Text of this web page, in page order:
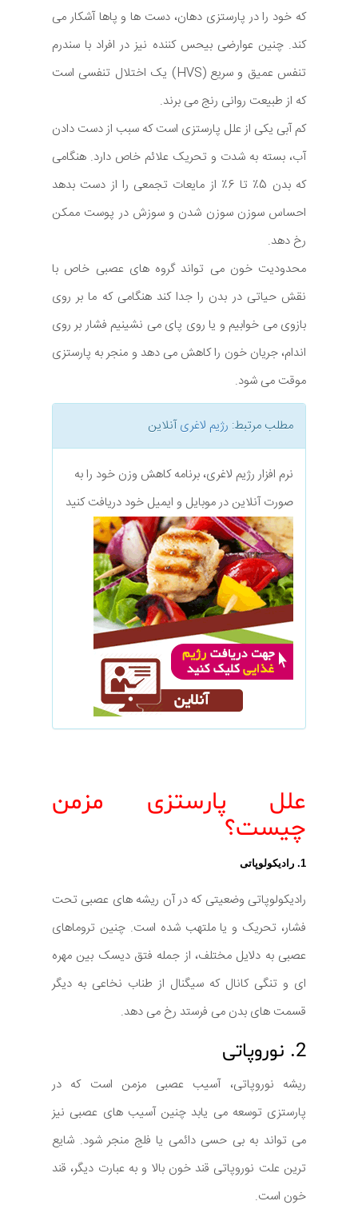
که خود را در پارستزی دهان، دست ها و پاها آشکار می
کند. چنین عوارضی بیحس کننده نیز در افراد با سندرم
تنفس عمیق و سریع (HVS) یک اختلال تنفسی است
که از طبیعت روانی رنج می برند.
کم آبی یکی از علل پارستزی است که سبب از دست دادن
آب، بسته به شدت و تحریک علائم خاص دارد. هنگامی
که بدن 5٪ تا 6٪ از مایعات تجمعی را از دست بدهد
احساس سوزن سوزن شدن و سوزش در پوست ممکن
رخ دهد.
محدودیت خون می تواند گروه های عصبی خاص با
نقش حیاتی در بدن را جدا کند هنگامی که ما بر روی
بازوی می خوابیم و یا روی پای می نشینیم فشار بر روی
اندام، جریان خون را کاهش می دهد و منجر به پارستزی
موقت می شود.
مطلب مرتبط: رژیم لاغریآنلاین
نرم افزار رژیم لاغری، برنامه کاهش وزن خود را به
صورت آنلاین در موبایل و ایمیل خود دریافت کنید
علل پارستزی مزمن
چیست؟
1. رادیکولوپاتی
رادیکولوپاتی وضعیتی که در آن ریشه های عصبی تحت
فشار، تحریک و یا ملتهب شده است. چنین تروماهای
عصبی به دلایل مختلف، از جمله فتق دیسک بین مهره
ای و تنگی کانال که سیگنال از طناب نخاعی به دیگر
قسمت های بدن می فرستد رخ می دهد.
2. نوروپاتی
ریشه نوروپاتی، آسیب عصبی مزمن است که در
پارستزی توسعه می یابد چنین آسیب های عصبی نیز
می تواند به بی حسی دائمی یا فلج منجر شود. شایع
ترین علت نوروپاتی قند خون بالا و به عبارت دیگر، قند
خون است.